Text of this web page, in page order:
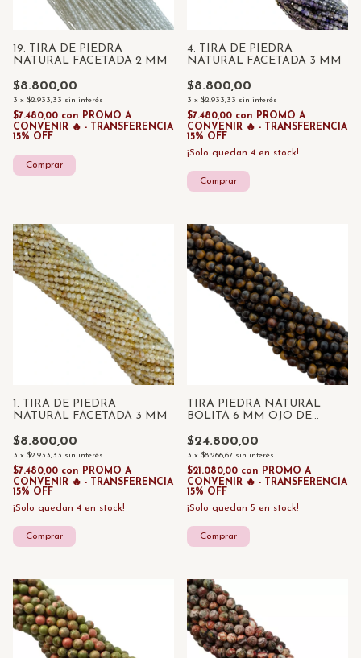
19. TIRA DE PIEDRA
NATURAL FACETADA 2 MM
$8.800,00
3 x $2.933,33 sin interés
$7.480,00 con PROMO A
CONVENIR 🔥 - TRANSFERENCIA
15% OFF
4. TIRA DE PIEDRA
NATURAL FACETADA 3 MM
$8.800,00
3 x $2.933,33 sin interés
$7.480,00 con PROMO A
CONVENIR 🔥 - TRANSFERENCIA
15% OFF
¡Solo quedan 4 en stock!
1. TIRA DE PIEDRA
NATURAL FACETADA 3 MM
$8.800,00
3 x $2.933,33 sin interés
$7.480,00 con PROMO A
CONVENIR 🔥 - TRANSFERENCIA
15% OFF
¡Solo quedan 4 en stock!
TIRA PIEDRA NATURAL
BOLITA 6 MM OJO DE
$24.800,00
3 x $8.266,67 sin interés
$21.080,00 con PROMO A
CONVENIR 🔥 - TRANSFERENCIA
15% OFF
¡Solo quedan 5 en stock!